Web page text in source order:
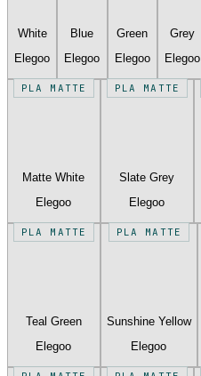
White
Elegoo
Blue
Elegoo
Green
Elegoo
Grey
Elegoo
PLA MATTE
Matte White
Elegoo
PLA MATTE
Slate Grey
Elegoo
PLA MATTE
Teal Green
Elegoo
PLA MATTE
Sunshine Yellow
Elegoo